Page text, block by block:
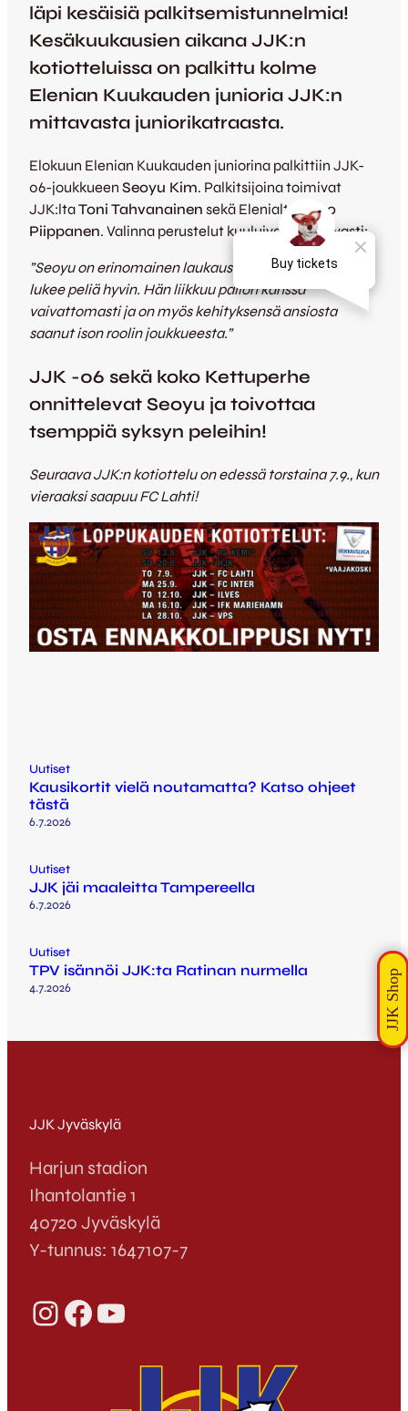
läpi kesäisiä palkitsemistunnelmia!
Kesäkuukausien aikana JJK:n
kotiotteluissa on palkittu kolme
Elenian Kuukauden junioria JJK:n
mittavasta juniorikatraasta.
Elokuun Elenian Kuukauden juniorina palkittiin JJK-
06-joukkueen Seoyu Kim. Palkitsijoina toimivat
JJK:ltaToni Tahvanainen sekä ElenialtaTimo
Piippanen. Valinna perustelut kuuluivat seuraavasti:
”Seoyu on erinomainen laukaus ja syöttötaito sekä
lukee peliä hyvin. Hän liikkuu pallon kanssa
vaivattomasti ja on myös kehityksensä ansiosta
saanut ison roolin joukkueesta.”
JJK -06 sekä koko Kettuperhe
onnittelevat Seoyu ja toivottaa
tsemppiä syksyn peleihin!
Seuraava JJK:n kotiottelu on edessä torstaina 7.9., kun
vieraaksi saapuu FC Lahti!
Uutiset
Kausikortit vielä noutamatta? Katso ohjeet
tästä
6.7.2026
Uutiset
JJK jäi maaleitta Tampereella
6.7.2026
Uutiset
TPV isännöi JJK:ta Ratinan nurmella
4.7.2026
JJK Jyväskylä
Harjun stadion
Ihantolantie 1
40720 Jyväskylä
Y-tunnus: 1647107-7
InstagramFacebook YouTube